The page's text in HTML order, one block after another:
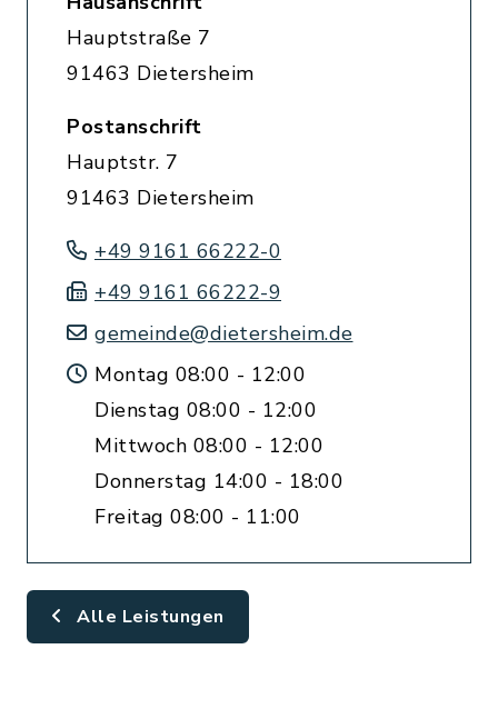
Hauptstraße 7
91463 Dietersheim
Postanschrift
Hauptstr. 7
91463 Dietersheim
+49 9161 66222-0
+49 9161 66222-9
gemeinde@dietersheim.de
Montag 08:00 - 12:00
Dienstag 08:00 - 12:00
Mittwoch 08:00 - 12:00
Donnerstag 14:00 - 18:00
Freitag 08:00 - 11:00
Alle Leistungen